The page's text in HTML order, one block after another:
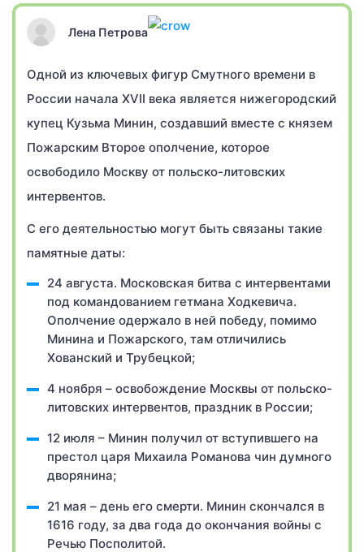
Лена Петрова
Одной из ключевых фигур Смутного времени в
России начала XVII века является нижегородский
купец Кузьма Минин, создавший вместе с князем
Пожарским Второе ополчение, которое
освободило Москву от польско-литовских
интервентов.
С его деятельностью могут быть связаны такие
памятные даты:
24 августа. Московская битва с интервентами
под командованием гетмана Ходкевича.
Ополчение одержало в ней победу, помимо
Минина и Пожарского, там отличились
Хованский и Трубецкой;
4 ноября – освобождение Москвы от польско-
литовских интервентов, праздник в России;
12 июля – Минин получил от вступившего на
престол царя Михаила Романова чин думного
дворянина;
21 мая – день его смерти. Минин скончался в
1616 году, за два года до окончания войны с
Речью Посполитой.